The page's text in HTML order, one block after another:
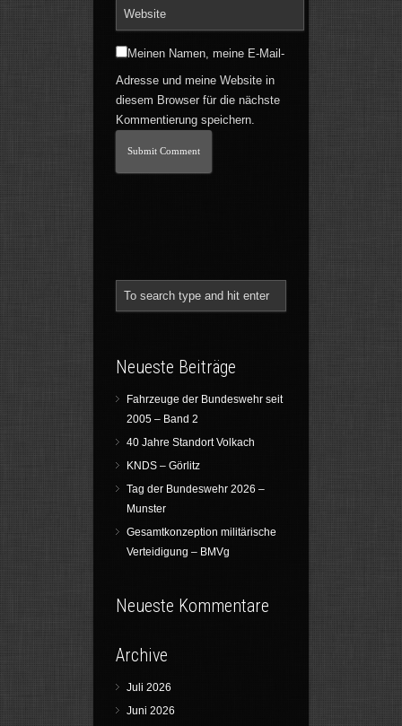
Meinen Namen, meine E-Mail-
Adresse und meine Website in
diesem Browser für die nächste
Kommentierung speichern.
Neueste Beiträge
Fahrzeuge der Bundeswehr seit
2005 – Band 2
40 Jahre Standort Volkach
KNDS – Görlitz
Tag der Bundeswehr 2026 –
Munster
Gesamtkonzeption militärische
Verteidigung – BMVg
Neueste Kommentare
Archive
Juli 2026
Juni 2026